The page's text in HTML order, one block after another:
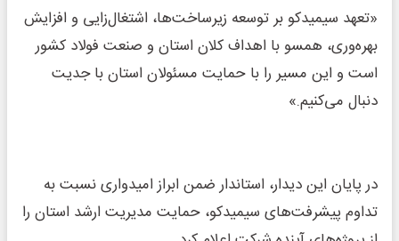
«تعهد سیمیدکو بر توسعه زیرساخت‌ها، اشتغال‌زایی و افزایش
بهره‌وری، همسو با اهداف کلان استان و صنعت فولاد کشور
است و این مسیر را با حمایت مسئولان استان با جدیت
دنبال می‌کنیم.»
در پایان این دیدار، استاندار ضمن ابراز امیدواری نسبت به
تداوم پیشرفت‌های سیمیدکو، حمایت مدیریت ارشد استان را